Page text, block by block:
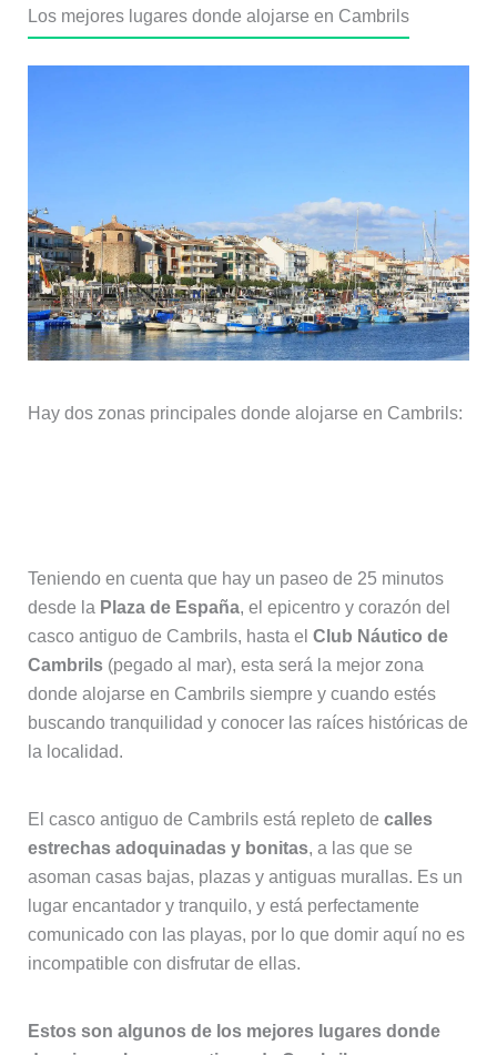
Los mejores lugares donde alojarse en Cambrils
Hay dos zonas principales donde alojarse en Cambrils:
Teniendo en cuenta que hay un paseo de 25 minutos
desde la Plaza de España, el epicentro y corazón del
casco antiguo de Cambrils, hasta el Club Náutico de
Cambrils(pegado al mar), esta será la mejor zona
donde alojarse en Cambrils siempre y cuando estés
buscando tranquilidad y conocer las raíces históricas de
la localidad.
El casco antiguo de Cambrils está repleto de calles
estrechas adoquinadas y bonitas, a las que se
asoman casas bajas, plazas y antiguas murallas. Es un
lugar encantador y tranquilo, y está perfectamente
comunicado con las playas, por lo que domir aquí no es
incompatible con disfrutar de ellas.
Estos son algunos de los mejores lugares donde